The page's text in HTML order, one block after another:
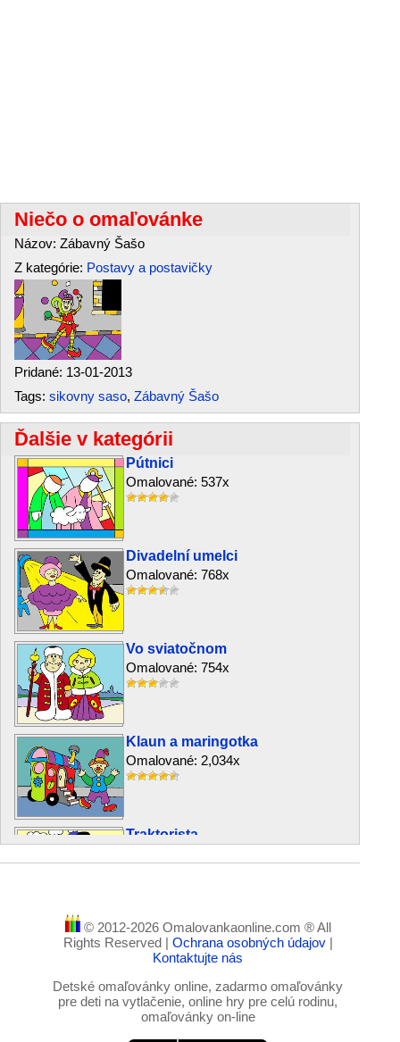
Niečo o omaľovánke
Názov: Zábavný Šašo
Z kategórie: Postavy a postavičky
Pridané: 13-01-2013
Tags: sikovny saso, Zábavný Šašo
Ďalšie v kategórii
Pútnici
Omalované: 537x
Divadelní umelci
Omalované: 768x
Vo sviatočnom
Omalované: 754x
Klaun a maringotka
Omalované: 2,034x
Traktorista
U lekára
Omalované: 3,167x
Dievčatko a antilopa
Omalované: 836x
© 2012-2026 Omalovankaonline.com ® All
Rights Reserved | Ochrana osobných údajov |
Kontaktujte nás
Detské omaľovánky online, zadarmo omaľovánky
pre deti na vytlačenie, online hry pre celú rodinu,
omaľovánky on-line